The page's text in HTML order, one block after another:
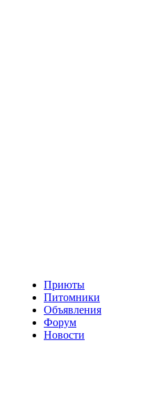
Приюты
Питомники
Объявления
Форум
Новости